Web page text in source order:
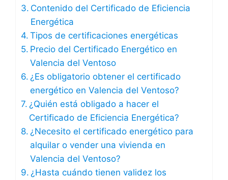
Contenido del Certificado de Eficiencia
Energética
Tipos de certificaciones energéticas
Precio del Certificado Energético en
Valencia del Ventoso
¿Es obligatorio obtener el certificado
energético en Valencia del Ventoso?
¿Quién está obligado a hacer el
Certificado de Eficiencia Energética?
¿Necesito el certificado energético para
alquilar o vender una vivienda en
Valencia del Ventoso?
¿Hasta cuándo tienen validez los